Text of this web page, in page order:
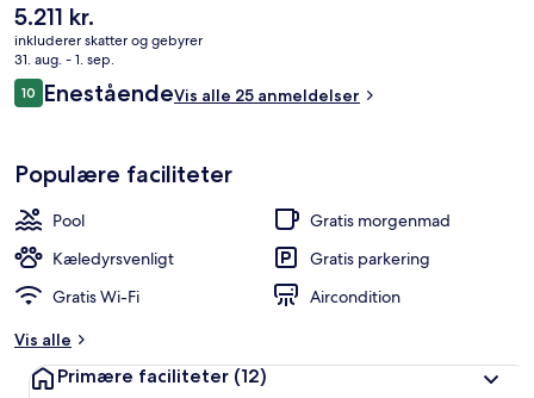
Suite - 2 soveværelser | Udsigt til
Den
nuværende
pris
er
5.211 kr.
5.211 kr.
inkluderer skatter og gebyrer
31. aug. - 1. sep.
Anmeldelser
1010 ud af 10.
EneståendeVis alle 25 anmeldelser
Populære faciliteter
Pool
Gratis morgenmad
Kæledyrsvenligt
Gratis parkering
Gratis Wi-Fi
Aircondition
Vis alle
Primære faciliteter (12)